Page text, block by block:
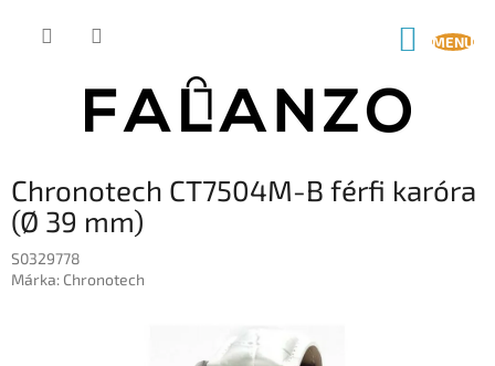
KOSÁR
Chronotech CT7504M-B férfi karóra
(Ø 39 mm)
S0329778
Márka: Chronotech